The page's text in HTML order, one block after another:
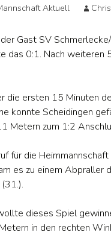
Damen
Alte Herren
Aktuell
Gast SV
das 0:1. Nach weiteren
die ersten 15 Minuten
konnte Scheidingen
Metern zum 1:2
für die
es zu einem Abpraller
dieses Spiel
in den rechten